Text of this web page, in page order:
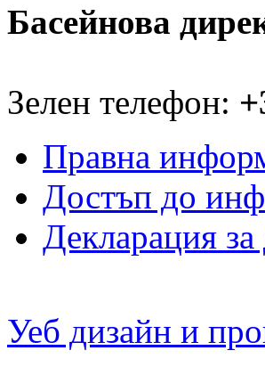
Басейнова
Зелен телефон:
Правна
Достъп до
Декларация
Уеб дизайн и